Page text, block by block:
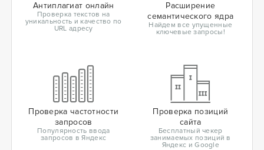
Антиплагиат онлайн
Проверка текстов на
уникальность и качество по
URL адресу
Расширение
семантического ядра
Найдем все упущенные
ключевые запросы!
Проверка частотности
запросов
Популярность ввода
запросов в Яндекс
Проверка позиций
сайта
Бесплатный чекер
занимаемых позиций в
Яндекс и Google